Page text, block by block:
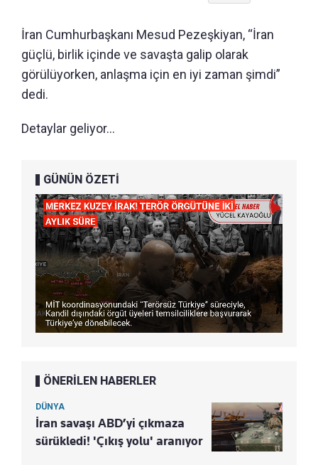
İran Cumhurbaşkanı Mesud Pezeşkiyan, “İran
güçlü, birlik içinde ve savaşta galip olarak
görülüyorken, anlaşma için en iyi zaman şimdi”
dedi.
Detaylar geliyor...
GÜNÜN ÖZETİ
ÖNERİLEN HABERLER
DÜNYA
İran savaşı ABD’yi çıkmaza
sürükledi! 'Çıkış yolu' aranıyor